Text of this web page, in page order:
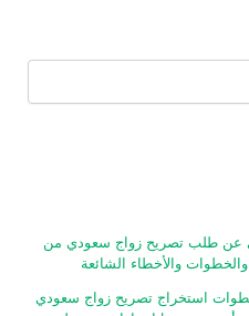
الرسمي عن طلب تصريح زواج سعودي من
والأخطاء الشائعة
استخراج تصريح زواج سعودي